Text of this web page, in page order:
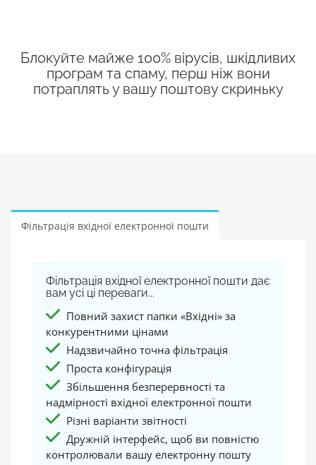
Блокуйте майже 100% вірусів, шкідливих
програм та спаму, перш ніж вони
потраплять у вашу поштову скриньку
Фільтрація вхідної електронної пошти
Фільтрація вхідної електронної пошти дає
вам усі ці переваги...
Повний захист папки «Вхідні» за
конкурентними цінами
Надзвичайно точна фільтрація
Проста конфігурація
Збільшення безперервності та
надмірності вхідної електронної пошти
Різні варіанти звітності
Дружній інтерфейс, щоб ви повністю
контролювали вашу електронну пошту